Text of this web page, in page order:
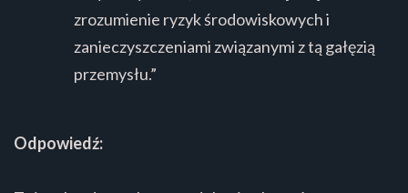
zrozumienie ryzyk środowiskowych i
zanieczyszczeniami związanymi z tą gałęzią
przemysłu.”
Odpowiedź: